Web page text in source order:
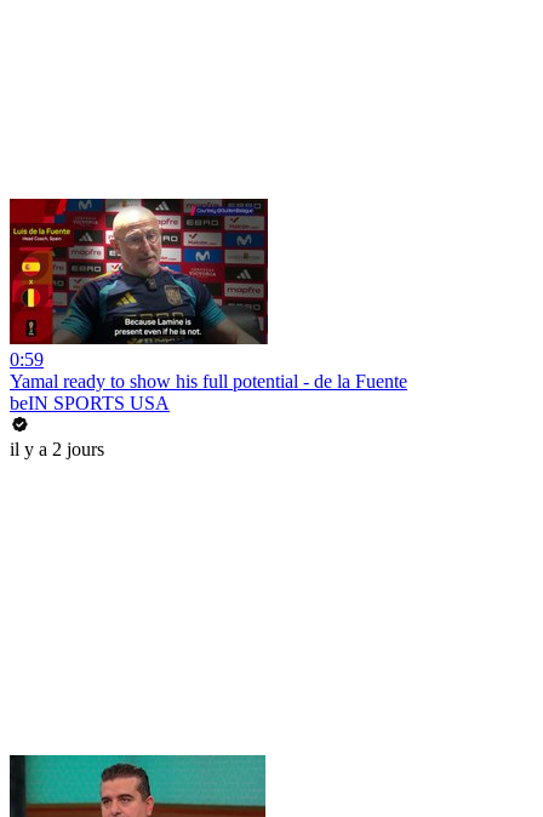
0:59
Yamal ready to show his full potential - de la Fuente
beIN SPORTS USA
il y a 2 jours